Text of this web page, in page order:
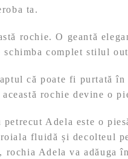
ta.
rochie. O geantă
schimba complet stilul
că poate fi purtată
rochie devine o
Adela este o
fluidă și decolteul
Adela va adăuga